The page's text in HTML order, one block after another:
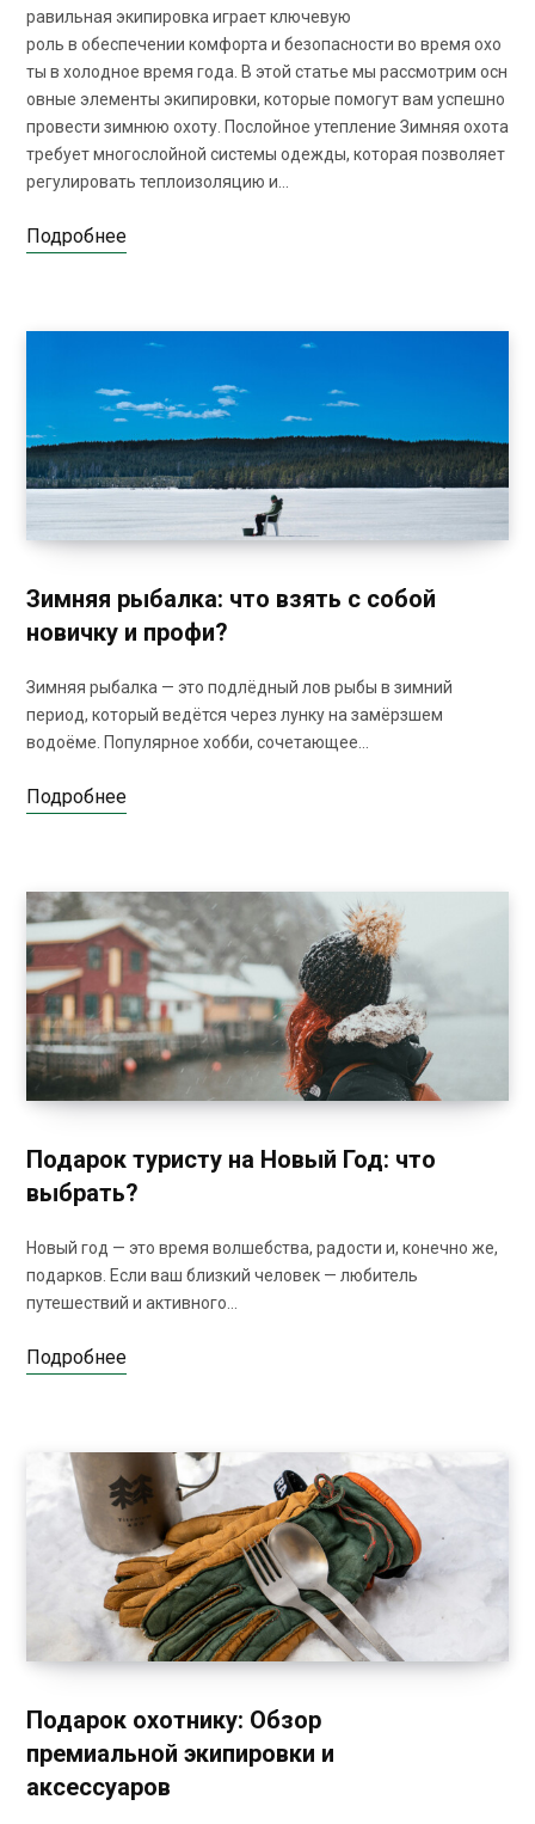
равильная экипировка играет ключевую
роль в обеспечении комфорта и безопасности во время охо
ты в холодное время года. В этой статье мы рассмотрим осн
овные элементы экипировки, которые помогут вам успешно
провести зимнюю охоту. Послойное утепление Зимняя охота
требует многослойной системы одежды, которая позволяет
регулировать теплоизоляцию и…
Подробнее
Зимняя рыбалка: что взять с собой
новичку и профи?
Зимняя рыбалка — это подлёдный лов рыбы в зимний
период, который ведётся через лунку на замёрзшем
водоёме. Популярное хобби, сочетающее…
Подробнее
Подарок туристу на Новый Год: что
выбрать?
Новый год — это время волшебства, радости и, конечно же,
подарков. Если ваш близкий человек — любитель
путешествий и активного…
Подробнее
Подарок охотнику: Обзор
премиальной экипировки и
аксессуаров